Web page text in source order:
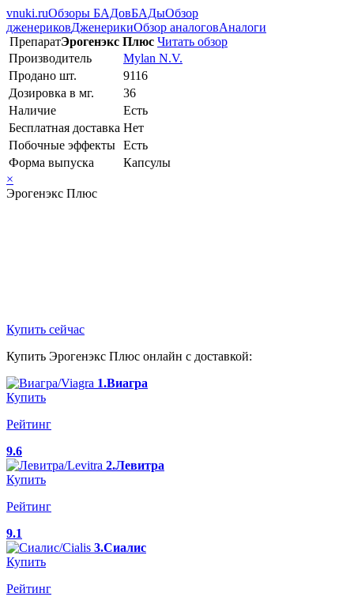
vnuki.ruОбзоры БАДовБАДыОбзор
дженериковДженерикиОбзор аналоговАналоги
ПрепаратЭрогенэкс Плюс Читать обзор
Производитель
Mylan N.V.
Продано шт.
9116
Дозировка в мг.
36
Наличие
Есть
Бесплатная доставка Нет
Побочные эффекты Есть
Форма выпуска
Капсулы
×
Эрогенэкс Плюс
Купить сейчас
Купить Эрогенэкс Плюс онлайн с доставкой:
1.Виагра
Купить
Рейтинг
9.6
2.Левитра
Купить
Рейтинг
9.1
3.Сиалис
Купить
Рейтинг